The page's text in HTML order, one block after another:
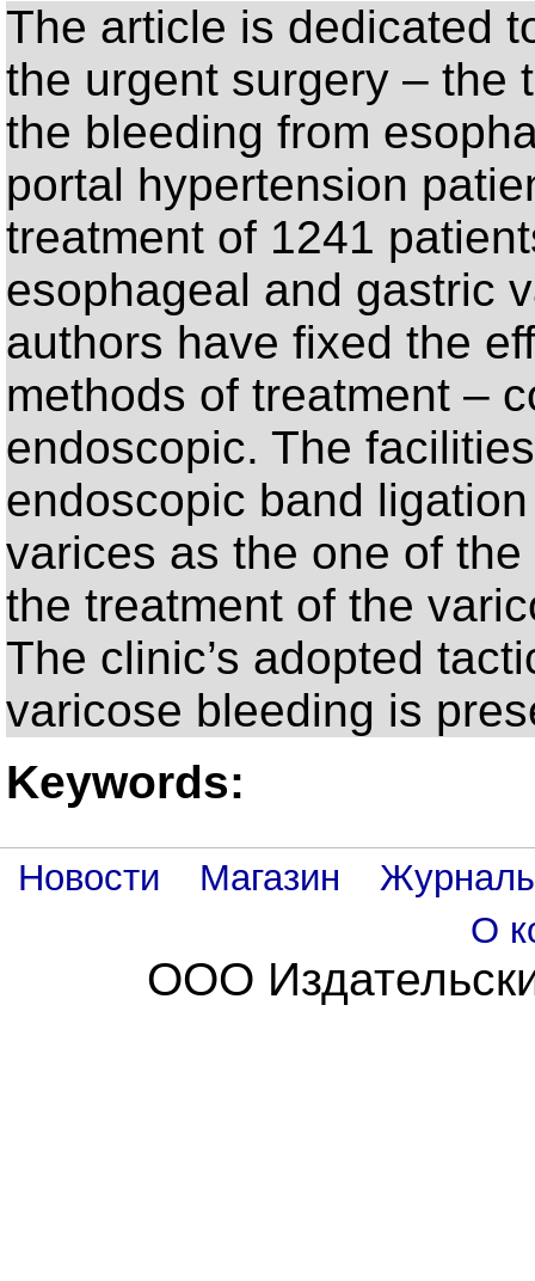
Тhe article is dedicated
the urgent surgery – the
the bleeding from
portal hypertension
treatment of 1241
esophageal and gastric
authors have fixed the
methods of treatment –
endoscopic. The
endoscopic band
varices as the one of
the treatment of the
The clinic’s adopted
varicose bleeding is
Keywords:
Новости Магазин
О
ООО